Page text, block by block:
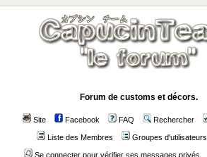
Forum de customs et décors.
Site Facebook FAQ Rechercher
Liste des Membres Groupes d'utilisateurs
Se connecter pour vérifier ses messages privés